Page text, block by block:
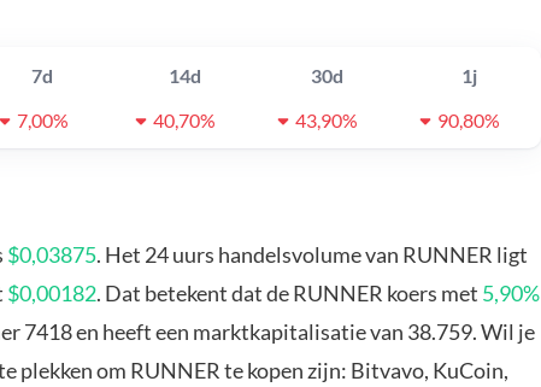
7d 14d 30d
1j
7,00% 40,70% 43,90% 90,80%
$0,03875. Het 24 uurs handelsvolume van RUNNER ligt
$0,00182. Dat betekent dat de RUNNER koers met 5,90%
7418 en heeft een marktkapitalisatie van 38.759. Wil je
plekken om RUNNER te kopen zijn: Bitvavo, KuCoin,